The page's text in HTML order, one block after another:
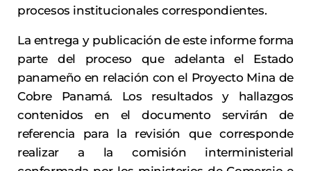
procesos institucionales correspondientes.
La entrega y publicación de este informe forma
parte del proceso que adelanta el Estado
panameño en relación con el Proyecto Mina de
Cobre Panamá. Los resultados y hallazgos
contenidos en el documento servirán de
referencia para la revisión que corresponde
realizar a la comisión interministerial